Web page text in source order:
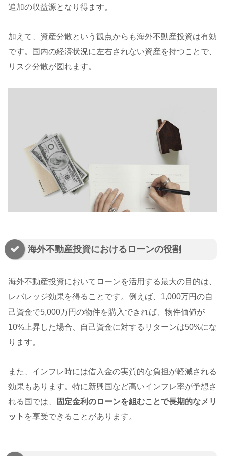
追加の収益源となり得ます。
加えて、資産分散という観点からも海外不動産投資は有効
です。国内の経済状況に左右されない資産を持つことで、
リスク分散が図れます。
海外不動産投資におけるローンの役割
海外不動産投資においてローンを活用する最大の目的は、
レバレッジ効果を得ることです。例えば、1,000万円の自
己資金で5,000万円の物件を購入できれば、物件価値が
10%上昇した場合、自己資金に対するリターンは50%にな
ります。
また、インフレ時には借入金の実質的な負担が軽減される
効果もあります。特に新興国など高いインフレ率が予想さ
れる国では、
固定金利のローンを組むことで長期的なメリ
ット を享受できることがあります。